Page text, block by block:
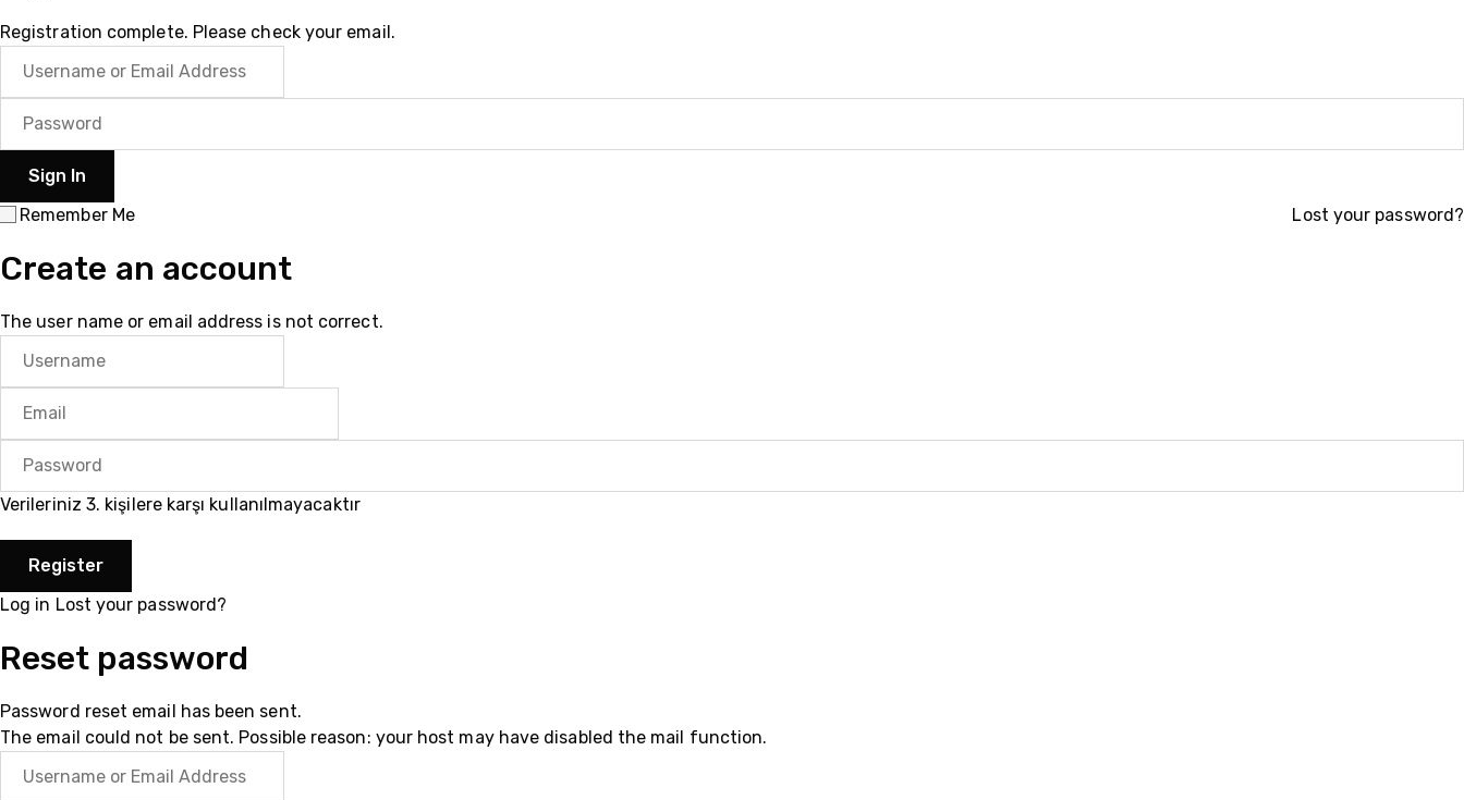
Registration complete. Please check your email.
Remember Me Lost your password?
Create an account
The user name or email address is not correct.
Verileriniz 3. kişilere karşı kullanılmayacaktır
Log in Lost your password?
Reset password
Password reset email has been sent.
The email could not be sent. Possible reason: your host may have disabled the mail function.